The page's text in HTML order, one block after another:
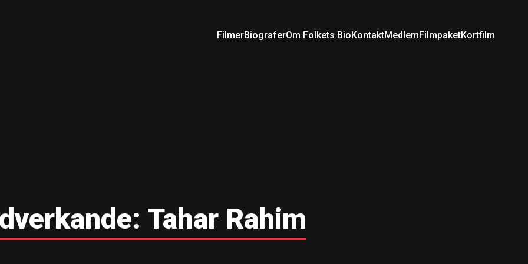
FilmerBiograferOm Folkets BioKontaktMedlemFilmpaketKortfilm
Tahar Rahim